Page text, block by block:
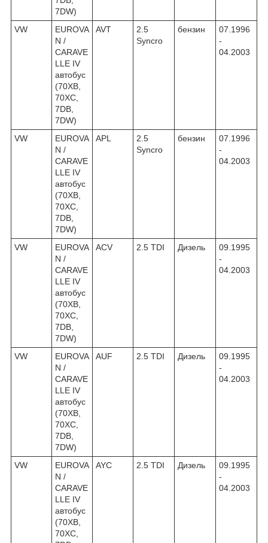
7DW)
VW
EUROVA
N /
CARAVE
LLE IV
автобус
(70XB,
70XC,
7DB,
7DW)
AVT
2.5
Syncro
бензин
07.1996
-
04.2003
VW
EUROVA
N /
CARAVE
LLE IV
автобус
(70XB,
70XC,
7DB,
7DW)
APL
2.5
Syncro
бензин
07.1996
-
04.2003
VW
EUROVA
N /
CARAVE
LLE IV
автобус
(70XB,
70XC,
7DB,
7DW)
ACV 2.5 TDI Дизель
09.1995
-
04.2003
VW
EUROVA
N /
CARAVE
LLE IV
автобус
(70XB,
70XC,
7DB,
7DW)
AUF 2.5 TDI Дизель
09.1995
-
04.2003
VW
EUROVA
N /
CARAVE
LLE IV
автобус
(70XB,
70XC,
AYC 2.5 TDI Дизель
09.1995
-
04.2003